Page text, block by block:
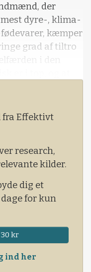
der
dyre-, klima-
kæmper
grad af tiltro
i den
med stor velvilje,
har
fra Effektivt
research,
kilder.
dig et
for kun
kr
ind her